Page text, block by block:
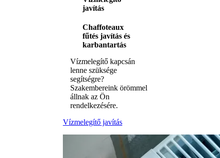
javítás
Chaffoteaux
fűtés javítás és
karbantartás
Vízmelegítő kapcsán
lenne szüksége
segítségre?
Szakembereink örömmel
állnak az Ön
rendelkezésére.
Vízmelegítő javítás